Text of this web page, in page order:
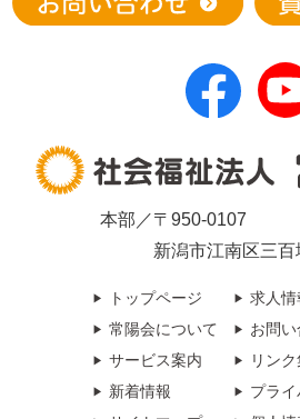
本部／〒950-0107
新潟市江南区三
トップページ
常陽会について
サービス案内
新着情報
求人情
お問
リン
プラ